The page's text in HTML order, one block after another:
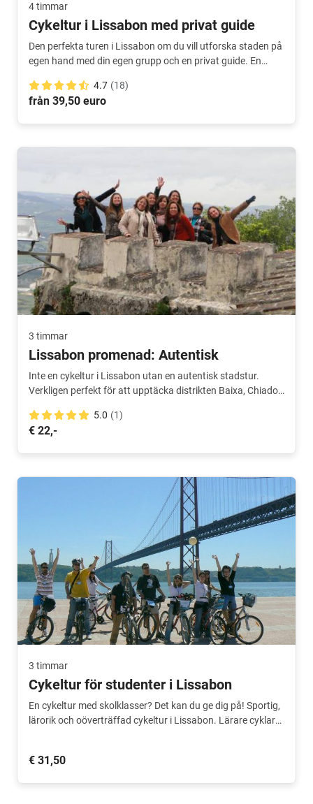
4 timmar
Cykeltur i Lissabon med privat guide
Den perfekta turen i Lissabon om du vill utforska staden på
egen hand med din egen grupp och en privat guide. En
4.7 (18)
från 39,50 euro
3 timmar
Lissabon promenad: Autentisk
Inte en cykeltur i Lissabon utan en autentisk stadstur.
Verkligen perfekt för att upptäcka distrikten Baixa, Chiado
5.0 (1)
€ 22,-
3 timmar
Cykeltur för studenter i Lissabon
En cykeltur med skolklasser? Det kan du ge dig på! Sportig,
lärorik och oöverträffad cykeltur i Lissabon. Lärare cyklar
€ 31,50